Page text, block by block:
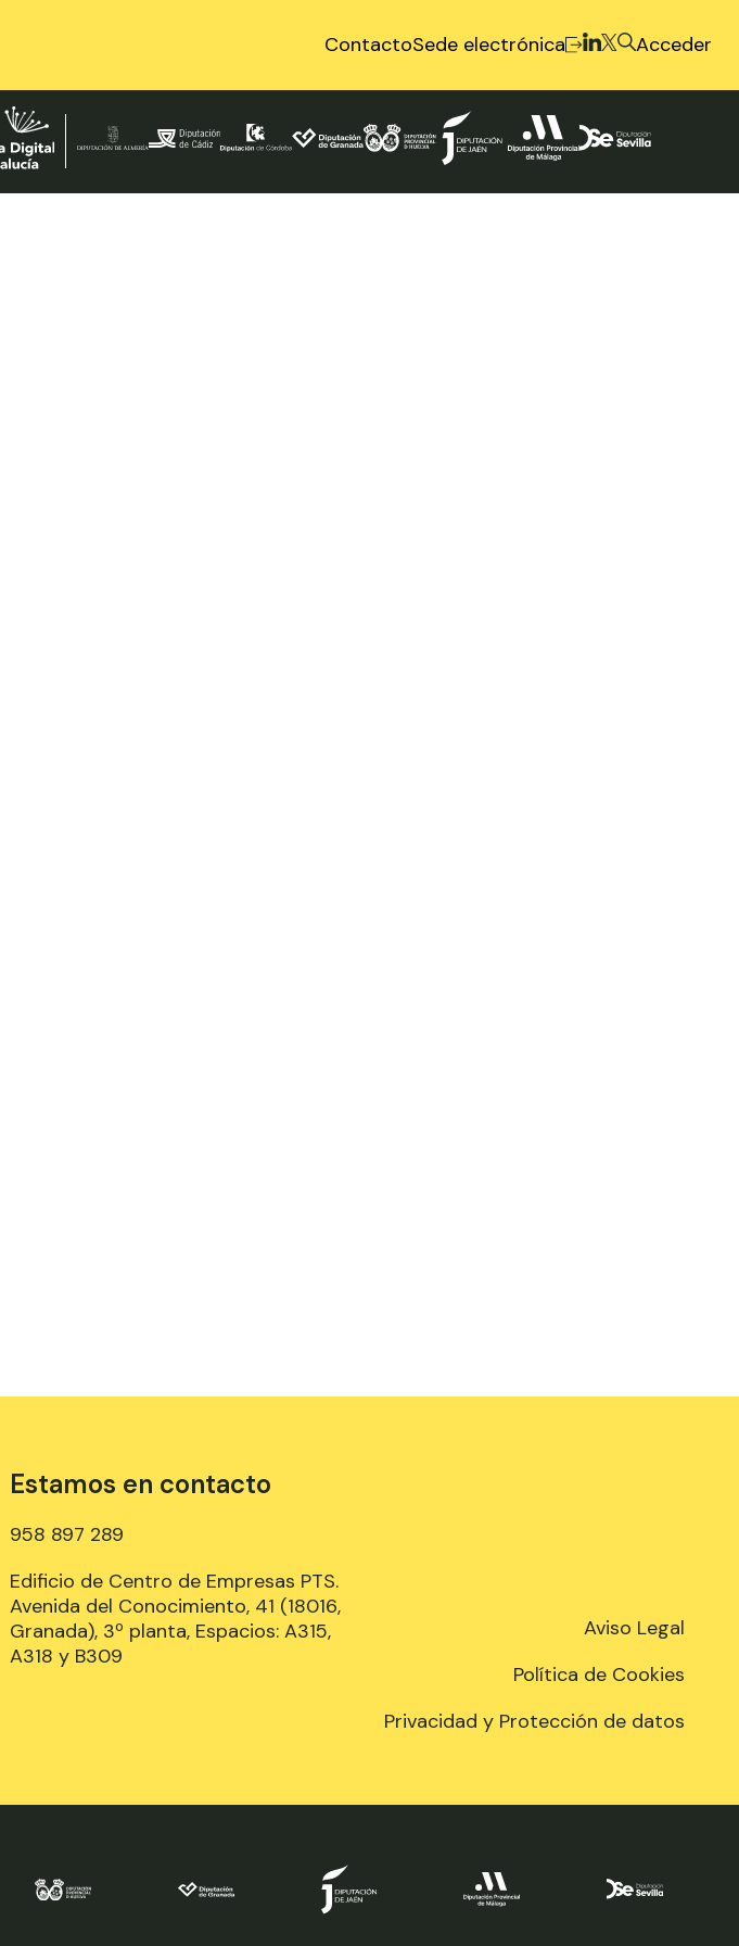
ContactoSede electrónica Acceder
Estamos en contacto
958 897 289
Edificio de Centro de Empresas PTS.
Avenida del Conocimiento, 41 (18016,
Granada), 3º planta, Espacios: A315,
A318 y B309
Aviso Legal
Política de Cookies
Privacidad y Protección de datos